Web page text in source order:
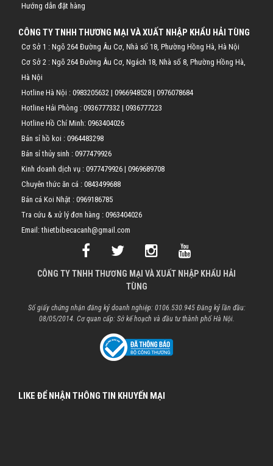
Hướng dẫn đặt hàng
CÔNG TY TNHH THƯƠNG MẠI VÀ XUẤT NHẬP KHẨU HẢI TÙNG
Cơ Sở 1 : Ngõ 264 Đường Âu Cơ, Nhà số 18, Phường Hồng Hà, Hà Nội
Cơ Sở 2 : Ngõ 264 Đường Âu Cơ, Ngách 18, Nhà số 8, Phường Hồng Hà,
Hà Nội
Hotline Hà Nội : 0983205632 | 0966948528 | 0976078684
Hotline Hải Phòng : 0936777332 | 0936777223
Hotline Hồ Chí Minh: 0963404026
Bán sỉ hồ koi : 0964483298
Bán sỉ thủy sinh : 0977479926
Kinh doanh dịch vụ : 0977479926 | 0969689708
Chuyên thức ăn cá : 0843499688
Bán cá Koi Nhật : 0969186785
Tra cứu & xử lý đơn hàng : 0963404026
Email: thietbibecacanh@gmail.com
CÔNG TY TNHH THƯƠNG MẠI VÀ XUẤT NHẬP KHẨU HẢI
TÙNG
Số giấy chứng nhận đăng ký doanh nghiệp: 0106.530.945 Đăng ký lần đầu:
08/05/2014. Cơ quan cấp: Sở kế hoạch và đầu tư thành phố Hà Nội.
LIKE ĐỂ NHẬN THÔNG TIN KHUYẾN MẠI